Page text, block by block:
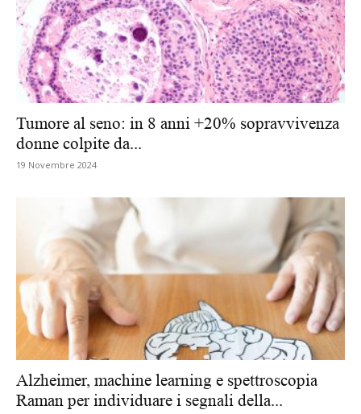
Tumore al seno: in 8 anni +20% sopravvivenza
donne colpite da...
19 Novembre 2024
Alzheimer, machine learning e spettroscopia
Raman per individuare i segnali della...